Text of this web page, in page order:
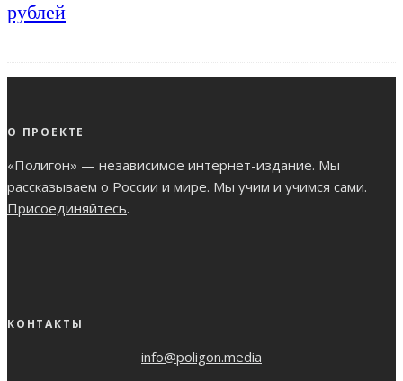
рублей
О ПРОЕКТЕ
«Полигон» — независимое интернет-издание. Мы
рассказываем о России и мире. Мы учим и учимся сами.
Присоединяйтесь.
КОНТАКТЫ
info@poligon.media